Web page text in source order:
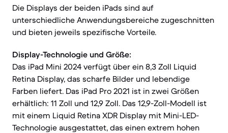
Die Displays der beiden iPads sind auf
unterschiedliche Anwendungsbereiche zugeschnitten
und bieten jeweils spezifische Vorteile.
Display-Technologie und Größe:
Das iPad Mini 2024 verfügt über ein 8,3 Zoll Liquid
Retina Display, das scharfe Bilder und lebendige
Farben liefert. Das iPad Pro 2021 ist in zwei Größen
erhältlich: 11 Zoll und 12,9 Zoll. Das 12,9-Zoll-Modell ist
mit einem Liquid Retina XDR Display mit Mini-LED-
Technologie ausgestattet, das einen extrem hohen